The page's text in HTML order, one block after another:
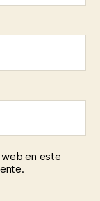
web en este